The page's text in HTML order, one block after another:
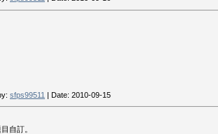
sfps99511 | Date: 2010-09-15
自訂。